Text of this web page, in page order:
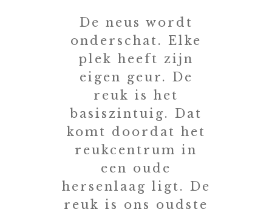
De neus wordt
onderschat. Elke
plek heeft zijn
eigen geur. De
reuk is het
basiszintuig. Dat
komt doordat het
reukcentrum in
een oude
hersenlaag ligt. De
reuk is ons oudste